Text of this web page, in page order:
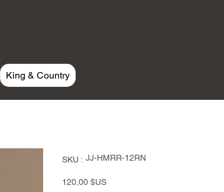
King & Country
SKU :
SKU
JJ-
JJ-HMRR-12RN
Prix
120,00 $US